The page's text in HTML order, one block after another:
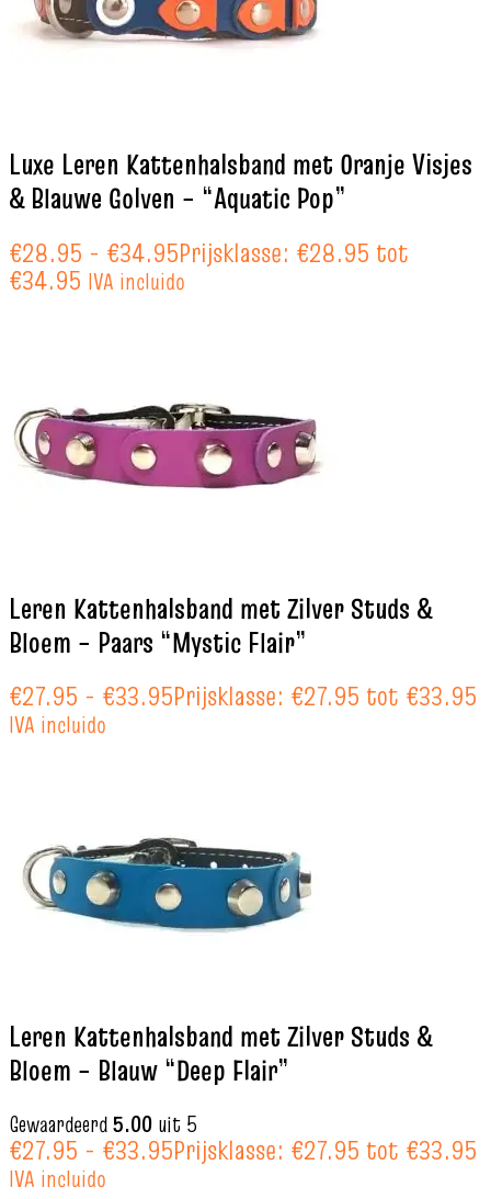
Luxe Leren Kattenhalsband met Oranje Visjes
& Blauwe Golven – “Aquatic Pop”
€28.95 - €34.95Prijsklasse: €28.95 tot
€34.95 IVA incluido
Leren Kattenhalsband met Zilver Studs &
Bloem – Paars “Mystic Flair”
€27.95 - €33.95Prijsklasse: €27.95 tot €33.95
IVA incluido
Leren Kattenhalsband met Zilver Studs &
Bloem – Blauw “Deep Flair”
Gewaardeerd5.00 uit 5
€27.95 - €33.95Prijsklasse: €27.95 tot €33.95
IVA incluido